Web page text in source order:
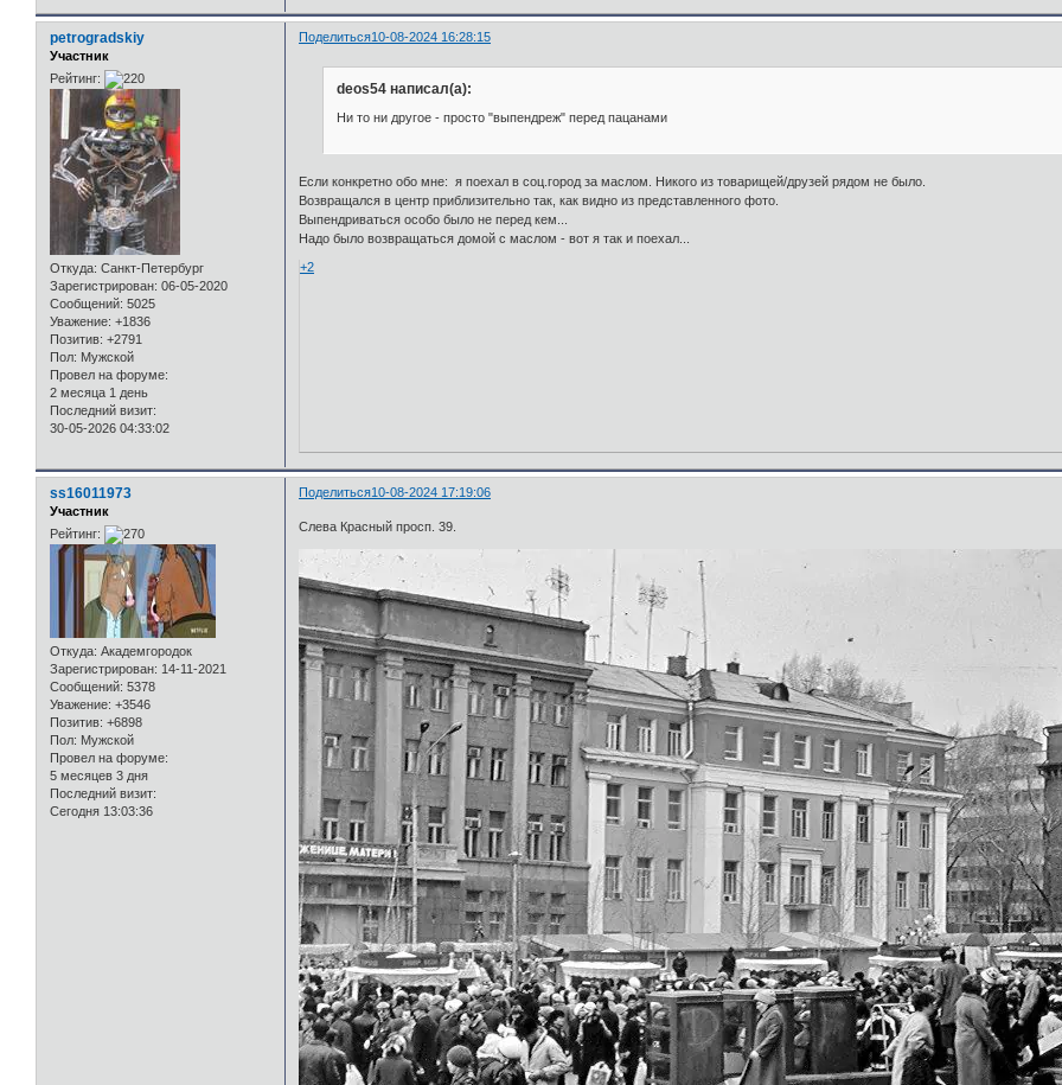
Поделиться10-08-2024 16:28:15
petrogradskiy
Участник
Рейтинг:
Откуда: Санкт-Петербург
Зарегистрирован: 06-05-2020
Сообщений: 5025
Уважение: +1836
Позитив: +2791
Пол: Мужской
Провел на форуме:
2 месяца 1 день
Последний визит:
30-05-2026 04:33:02
deos54 написал(а):
Ни то ни другое - просто "выпендреж" перед пацанами
Если конкретно обо мне: я поехал в соц.город за маслом. Никого из товарищей/друзей рядом не было.
Возвращался в центр приблизительно так, как видно из представленного фото.
Выпендриваться особо было не перед кем...
Надо было возвращаться домой с маслом - вот я так и поехал...
+2
Поделиться10-08-2024 17:19:06
ss16011973
Участник
Рейтинг:
Откуда: Академгородок
Зарегистрирован: 14-11-2021
Сообщений: 5378
Уважение: +3546
Позитив: +6898
Пол: Мужской
Провел на форуме:
5 месяцев 3 дня
Последний визит:
Сегодня 13:03:36
Слева Красный просп. 39.